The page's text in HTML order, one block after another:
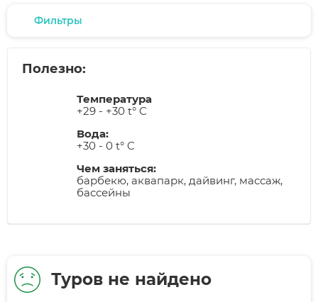
Фильтры
Полезно:
Температура
+29 - +30 t° C
Вода:
+30 - 0 t° C
Чем заняться:
барбекю, аквапарк, дайвинг, массаж,
бассейны
Туров не найдено